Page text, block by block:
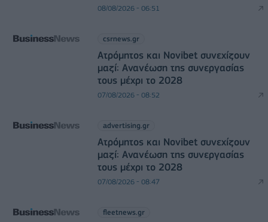
08/08/2026 - 06:51
csrnews.gr
Ατρόμητος και Novibet συνεχίζουν
μαζί: Ανανέωση της συνεργασίας
τους μέχρι το 2028
07/08/2026 - 08:52
advertising.gr
Ατρόμητος και Novibet συνεχίζουν
μαζί: Ανανέωση της συνεργασίας
τους μέχρι το 2028
07/08/2026 - 08:47
fleetnews.gr